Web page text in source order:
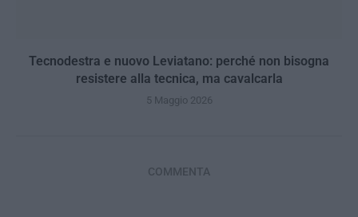
Tecnodestra e nuovo Leviatano: perché non bisogna
resistere alla tecnica, ma cavalcarla
5 Maggio 2026
COMMENTA